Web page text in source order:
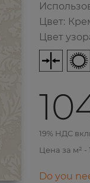
Цвет:
Цвет
19% НДС
Цена за м² -
Do you